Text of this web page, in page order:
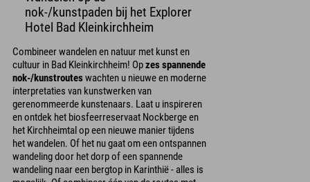
nok-/kunstpaden bij het Explorer
Hotel Bad Kleinkirchheim
Combineer wandelen en natuur met kunst en
cultuur in Bad Kleinkirchheim! Opzes spannende
nok-/kunstrouteswachten u nieuwe en moderne
interpretaties van kunstwerken van
gerenommeerde kunstenaars. Laat u inspireren
en ontdek het biosfeerreservaat Nockberge en
het Kirchheimtal op een nieuwe manier tijdens
het wandelen. Of het nu gaat om een ontspannen
wandeling door het dorp of een spannende
wandeling naar een bergtop in Karinthië - alles is